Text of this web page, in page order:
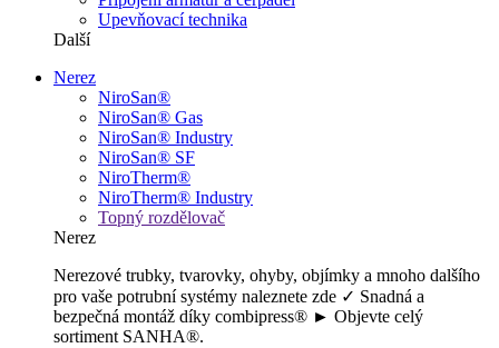
Upevňovací technika
Další
Nerez
NiroSan®
NiroSan® Gas
NiroSan® Industry
NiroSan® SF
NiroTherm®
NiroTherm® Industry
Topný rozdělovač
Nerez
Nerezové trubky, tvarovky, ohyby, objímky a mnoho dalšího
pro vaše potrubní systémy naleznete zde ✓ Snadná a
bezpečná montáž díky combipress® ► Objevte celý
sortiment SANHA®.